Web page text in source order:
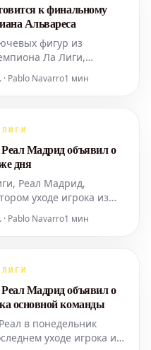
12 меся
к финальному
Альвареса
фигур из
Ла Лиги,
были замечены в
Мадриде, поздно
заполучить
рассматривает
· Pablo Navarro1 мин
Мадрид объявил о
дня
Реал Мадрид,
уходе игрока из
за считанные часы.
после подтверждения
Гарсия был
клуба Прем
· Pablo Navarro1 мин
Мадрид объявил о
основной команды
в понедельник
уходе игрока из